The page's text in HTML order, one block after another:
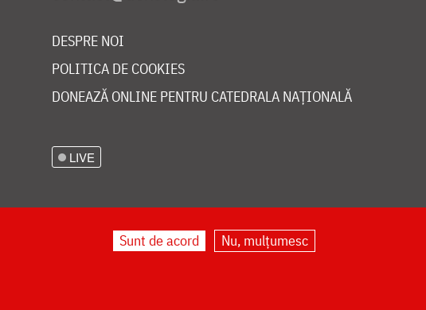
DESPRE NOI
POLITICA DE COOKIES
DONEAZĂ ONLINE PENTRU CATEDRALA NAȚIONALĂ
LIVE
Sunt de acord Nu, mulțumesc